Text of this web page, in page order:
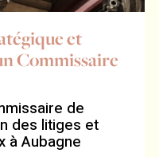
et
Commissaire
de
des litiges et
à Aubagne